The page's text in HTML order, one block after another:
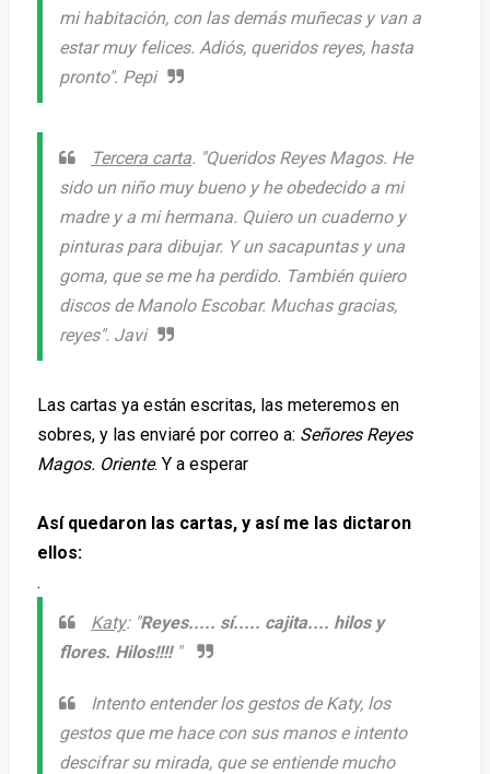
mi habitación, con las demás muñecas y van a
estar muy felices. Adiós, queridos reyes, hasta
pronto". Pepi
Tercera carta. "Queridos Reyes Magos. He
sido un niño muy bueno y he obedecido a mi
madre y a mi hermana. Quiero un cuaderno y
pinturas para dibujar. Y un sacapuntas y una
goma, que se me ha perdido. También quiero
discos de Manolo Escobar. Muchas gracias,
reyes". Javi
Las cartas ya están escritas, las meteremos en
sobres, y las enviaré por correo a: Señores Reyes
Magos. Oriente. Y a esperar
Así quedaron las cartas, y así me las dictaron
ellos:
.
Katy: "Reyes..... sí..... cajita.... hilos y
flores. Hilos!!!! "
Intento entender los gestos de Katy, los
gestos que me hace con sus manos e intento
descifrar su mirada, que se entiende mucho